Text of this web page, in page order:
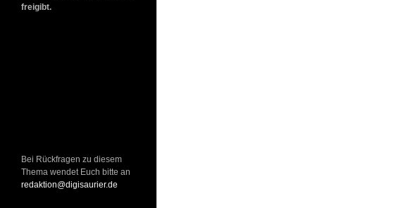
freigibt.
Bei Rückfragen zu diesem
Thema wendet Euch bitte an
redaktion@digisaurier.de